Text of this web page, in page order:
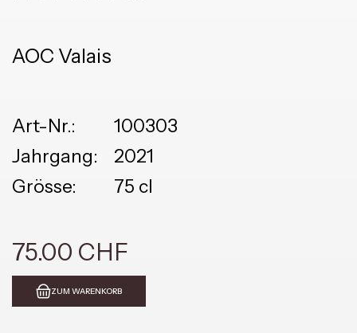
AOC Valais
Art-Nr.:
100303
Jahrgang:
2021
Grösse:
75 cl
75.00 CHF
ZUM WARENKORB